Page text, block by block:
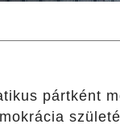
pártként